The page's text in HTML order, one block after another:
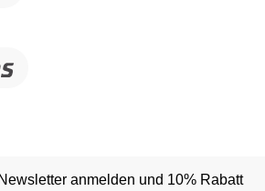
anmelden und 10% Rabatt